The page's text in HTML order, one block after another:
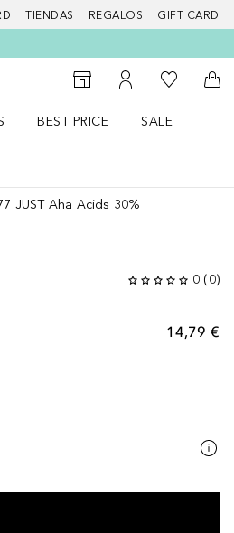
TIENDAS REGALOS GIFT CARD
Al Storefinder
Mi cuenta
Mi lista de
A
BEST PRICE
SALE
JUST Aha Acids 30%
0 (0)
14,79 €